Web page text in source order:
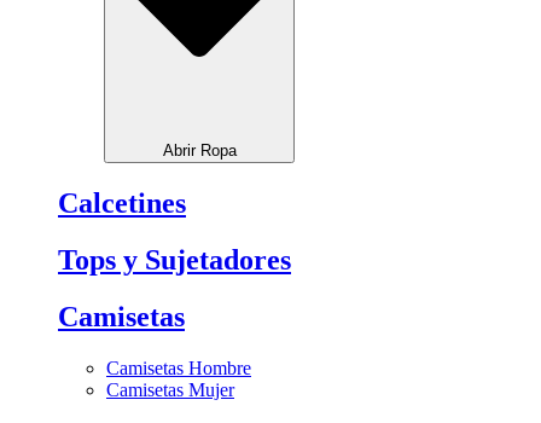
Abrir Ropa
Calcetines
Tops y Sujetadores
Camisetas
Camisetas Hombre
Camisetas Mujer